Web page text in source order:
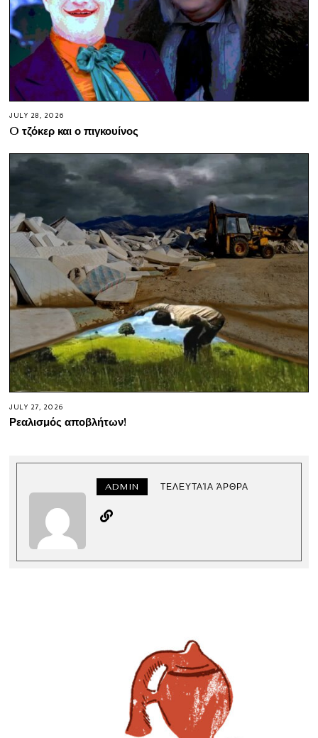
JULY 28, 2026
O τζόκερ και ο πιγκουίνος
JULY 27, 2026
Ρεαλισμός αποβλήτων!
ADMIN ΤΕΛΕΥΤΑΊΑ ΆΡΘΡΑ